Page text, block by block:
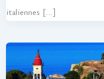
italiennes […]